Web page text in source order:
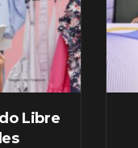
Libre